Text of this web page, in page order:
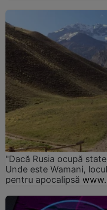
"Dacă Rusia ocupă
Unde este Wamani,
pentru apocalipsă